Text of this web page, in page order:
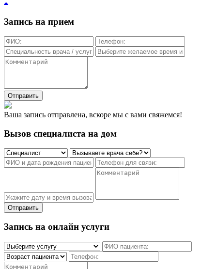
Запись на прием
Отправить
Ваша запись отправлена, вскоре мы с вами свяжемся!
Вызов специалиста на дом
Отправить
Запись на онлайн услуги